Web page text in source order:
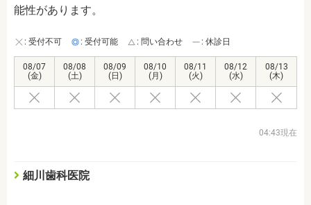
能性があります。
: 受付不可 : 受付可能 : 問い合わせ : 休診日
08/07
(金)
08/08
(土)
08/09
(日)
08/10
(月)
08/11
(火)
08/12
(水)
08/13
(木)
04:43現在
細川歯科医院